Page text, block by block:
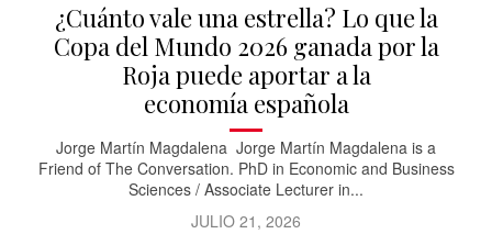
¿Cuánto vale una estrella? Lo que la
Copa del Mundo 2026 ganada por la
Roja puede aportar a la
economía española
Jorge Martín Magdalena Jorge Martín Magdalena is a
Friend of The Conversation. PhD in Economic and Business
Sciences / Associate Lecturer in...
JULIO 21, 2026